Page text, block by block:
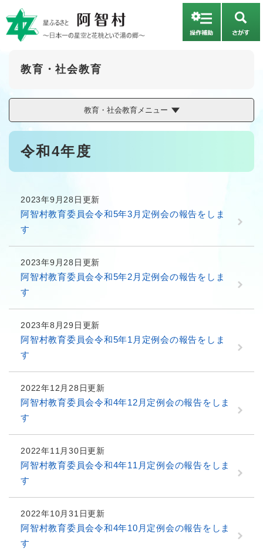
ー
ジ
が
教育・社会教育
教育・社会教育メニュー
本
令和4年度
2023年9月28日更新
阿智村教育委員会令和5年3月定例会の報告をしま
す
2023年9月28日更新
阿智村教育委員会令和5年2月定例会の報告をしま
す
2023年8月29日更新
阿智村教育委員会令和5年1月定例会の報告をしま
す
2022年12月28日更新
阿智村教育委員会令和4年12月定例会の報告をしま
す
2022年11月30日更新
阿智村教育委員会令和4年11月定例会の報告をしま
す
2022年10月31日更新
阿智村教育委員会令和4年10月定例会の報告をしま
す